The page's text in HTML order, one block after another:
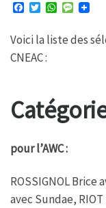
e
b
o
T
t
t
e
W
t
M
s
Voici la liste des
CNEAC :
pour l’AWC :
ROSSIGNOL Brice
avec Sundae,